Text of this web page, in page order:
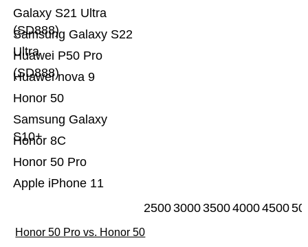
Apple iPhone 11
Honor 50 Pro
Honor 8C
Samsung Galaxy
S10+
Honor 50
Huawei nova 9
Huawei P50 Pro
(SD888)
Samsung Galaxy S22
Ultra
Galaxy S21 Ultra
(SD888)
25003000350040004500
Honor 50 Pro vs. Honor 50